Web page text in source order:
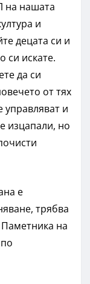
на нашата
и
децата си и
си искате.
да си
от тях
и
изцапали, но
е
трябва
на